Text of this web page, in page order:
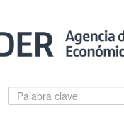
Datos
para
Introduzca
el